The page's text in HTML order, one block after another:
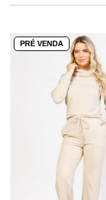
PRÉ VENDA